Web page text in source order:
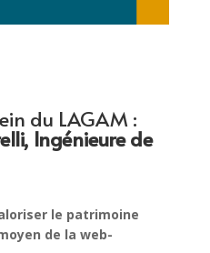
du LAGAM :
Ingénieure de
le patrimoine
de la web-